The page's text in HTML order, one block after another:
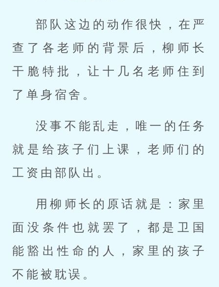
部队这边的动作很快，在严
查了各老师的背景后，柳师长
干脆特批，让十几名老师住到
了单身宿舍。
没事不能乱走，唯一的任务
就是给孩子们上课，老师们的
工资由部队出。
用柳师长的原话就是：家里
面没条件也就罢了，都是卫国
能豁出性命的人，家里的孩子
不能被耽误。